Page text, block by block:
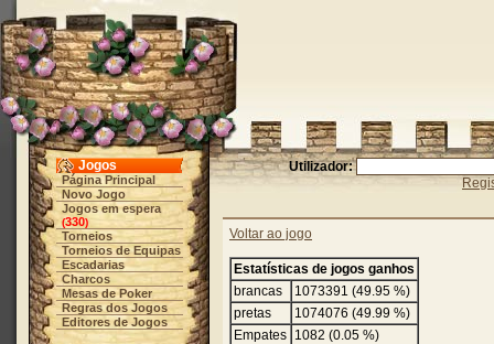
Jogos
Página Principal
Novo Jogo
Jogos em espera
(330)
Torneios
Torneios de Equipas
Escadarias
Charcos
Mesas de Poker
Regras dos Jogos
Editores de Jogos
Utilizador:
Voltar ao jogo
Estatísticas de jogos ganhos
brancas
1073391 (49.95 %)
pretas
1074076 (49.99 %)
Empates 1082 (0.05 %)